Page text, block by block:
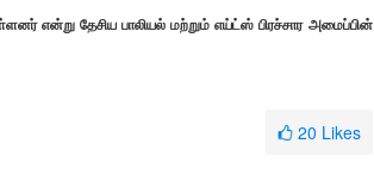
என்று தேசிய பாலியல் மற்றும் எய்ட்ஸ் பிரச்சார அமைப்பின்
20 Likes